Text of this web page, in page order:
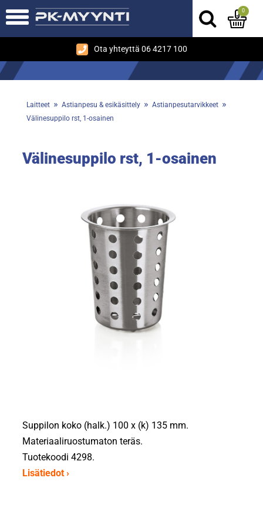
Ota yhteyttä 06 4217 100
0
Laitteet » Astianpesu & esikäsittely » Astianpesutarvikkeet »
Välinesuppilo rst, 1-osainen
Välinesuppilo rst, 1-osainen
Suppilon koko (halk.) 100 x (k) 135 mm.
Materiaaliruostumaton teräs.
Tuotekoodi 4298.
Lisätiedot ›